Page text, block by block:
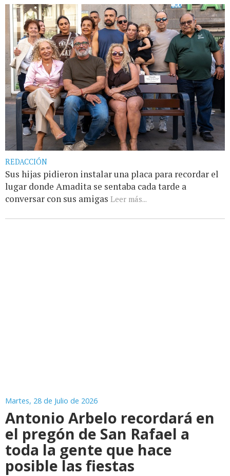
REDACCIÓN
Sus hijas pidieron instalar una placa para recordar el
lugar donde Amadita se sentaba cada tarde a
conversar con sus amigas Leer más...
Martes, 28 de Julio de 2026
Antonio Arbelo recordará en
el pregón de San Rafael a
toda la gente que hace
posible las fiestas